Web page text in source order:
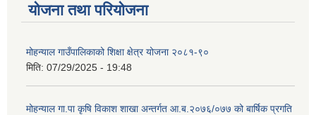
योजना तथा परियोजना
मोहन्याल गाउँपालिकाको शिक्षा क्षेत्र योजना २०८१-९०
मिति: 07/29/2025 - 19:48
मोहन्याल गा.पा कृषि विकाश शाखा अन्तर्गत आ.ब.२०७६/०७७ को बार्षिक प्रगति